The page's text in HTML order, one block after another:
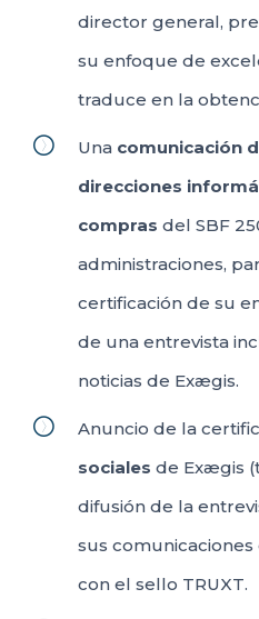
director general,
su enfoque de
traduce en la
Una comunicación
direcciones
compras del SBF
administraciones,
certificación de su
de una entrevista
noticias de Exægis.
Anuncio de la
sociales de Exægis
difusión de la
sus
con el sello TRUXT.